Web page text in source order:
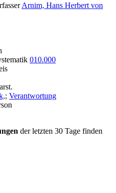
Arnim, Hans Herbert von
010.000
; Verantwortung
der letzten 30 Tage finden